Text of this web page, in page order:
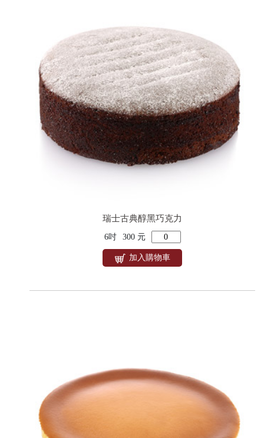
瑞士古典醇黑巧克力
6吋 300 元
加入購物車